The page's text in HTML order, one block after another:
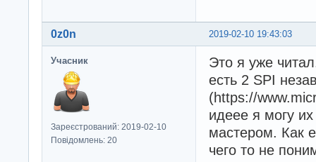
while (i--)
    }
  }
  int i = 0;
while ( i <
//
switch
case
case
2019-02-10 19:43:03
0z0n
Учасник
Зареєстрований: 2019-02-10
Повідомлень: 20
Это я уже
есть 2 SPI
(https://
идеее я могу
мастером. Как
чего то не